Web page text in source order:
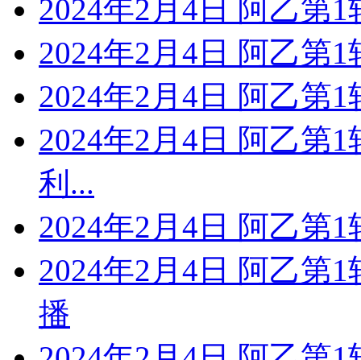
2024年2月4日 阿乙第
2024年2月4日 阿乙第
2024年2月4日 阿乙第
2024年2月4日 阿乙第
利...
2024年2月4日 阿乙第
2024年2月4日 阿乙第
播